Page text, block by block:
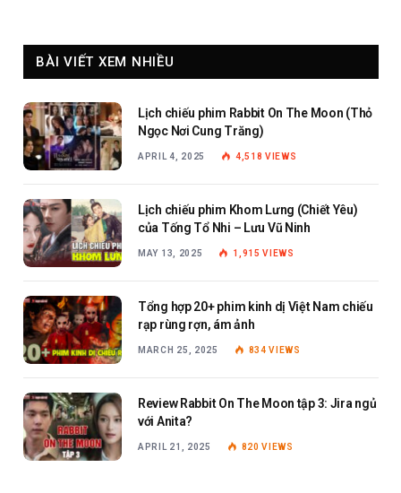
BÀI VIẾT XEM NHIỀU
Lịch chiếu phim Rabbit On The Moon (Thỏ
Ngọc Nơi Cung Trăng)
APRIL 4, 2025 4,518VIEWS
Lịch chiếu phim Khom Lưng (Chiết Yêu)
của Tống Tổ Nhi – Lưu Vũ Ninh
MAY 13, 2025 1,915VIEWS
Tổng hợp 20+ phim kinh dị Việt Nam chiếu
rạp rùng rợn, ám ảnh
MARCH 25, 2025 834VIEWS
Review Rabbit On The Moon tập 3: Jira ngủ
với Anita?
APRIL 21, 2025 820VIEWS